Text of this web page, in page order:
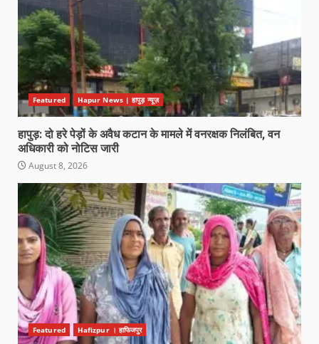
Featured Hapur News | हापुड़ न्यूज़
हापुड़: दो हरे पेड़ों के अवैध कटान के मामले में वनरक्षक निलंबित, वन
अधिकारी को नोटिस जारी
August 8, 2026
Featured Hafizpur । हाफिजपुर